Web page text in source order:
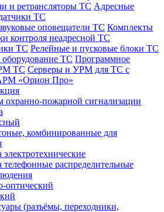
и ретрансляторы ТС Адресные
ТС
оповещатели ТС Комплекты
контроля неадресной ТС
ТС Релейные и пусковые блоки ТС
оборудование ТС Программное
ТС Серверы и УРМ для ТС с
«Орион Про»
охранно-пожарной сигнализации
комбинированные для
распределительные
оптический
(разъёмы, переходники,